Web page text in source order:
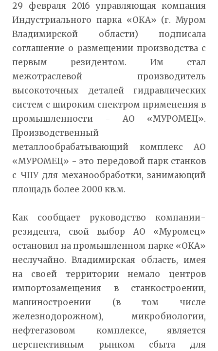
29 февраля 2016 управляющая компания
Индустриального парка «ОКА» (г. Муром
Владимирской области) подписала
соглашение о размещении производства с
первым резидентом. Им стал
межотраслевой производитель
высокоточных деталей гидравлических
систем с широким спектром применения в
промышленности - АО «МУРОМЕЦ».
Производственный
металлообрабатывающий комплекс АО
«МУРОМЕЦ» - это передовой парк станков
с ЧПУ для механообработки, занимающий
площадь более 2000 кв.м.
Как сообщает руководство компании-
резидента, свой выбор АО «Муромец»
остановил на промышленном парке «ОКА»
неслучайно. Владимирская область, имея
на своей территории немало центров
импортозамещения в станкостроении,
машиностроении (в том числе
железнодорожном), микробиологии,
нефтегазовом комплексе, является
перспективным рынком сбыта для